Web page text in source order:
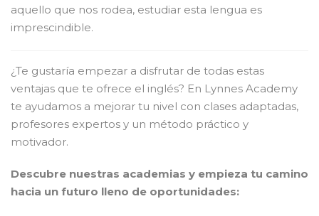
aquello que nos rodea, estudiar esta lengua es
imprescindible.
¿Te gustaría empezar a disfrutar de todas estas
ventajas que te ofrece el inglés? En Lynnes Academy
te ayudamos a mejorar tu nivel con clases adaptadas,
profesores expertos y un método práctico y
motivador.
Descubre nuestras academias y empieza tu camino
hacia un futuro lleno de oportunidades: